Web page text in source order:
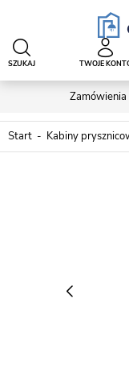
SZUKAJ TWOJE
Start Kabiny